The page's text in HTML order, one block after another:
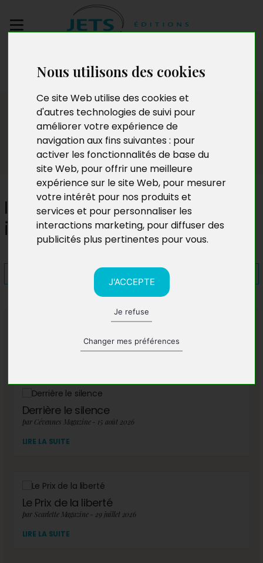
Nous utilisons des cookies
Ce site Web utilise des cookies et
d'autres technologies de suivi pour
améliorer votre expérience de
navigation aux fins suivantes : pour
activer les fonctionnalités de base du
site Web, pour offrir une meilleure
expérience sur le site Web, pour mesurer
votre intérêt pour nos produits et
services et pour personnaliser les
interactions marketing, pour diffuser des
publicités plus pertinentes pour vous.
J'ACCEPTE
Je refuse
Changer mes préférences
manuscrit
Presse
Il faut de tout... pour faire
immonde
A lire également
Derrière le silence
par Cévennes Magazine - 15 août 2026
LIRE LA SUITE
Le Prix de la liberté
par Scarlette Magazine - 29 juillet 2026
LIRE LA SUITE